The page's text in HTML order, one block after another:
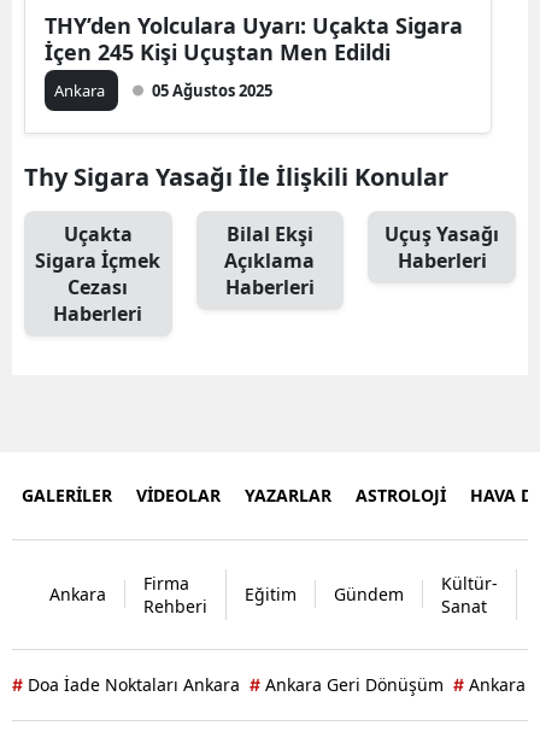
THY’den Yolculara Uyarı: Uçakta Sigara
İçen 245 Kişi Uçuştan Men Edildi
Ankara 05 Ağustos 2025
Thy Sigara Yasağı İle İlişkili Konular
Uçakta
Sigara İçmek
Cezası
Haberleri
Bilal Ekşi
Açıklama
Haberleri
Uçuş Yasağı
Haberleri
GALERİLER VİDEOLAR YAZARLAR ASTROLOJİ HAVA
Ankara
Firma
Rehberi
Eğitim Gündem
Kültür-
Sanat
# Doa İade Noktaları Ankara # Ankara Geri Dönüşüm # Ankara